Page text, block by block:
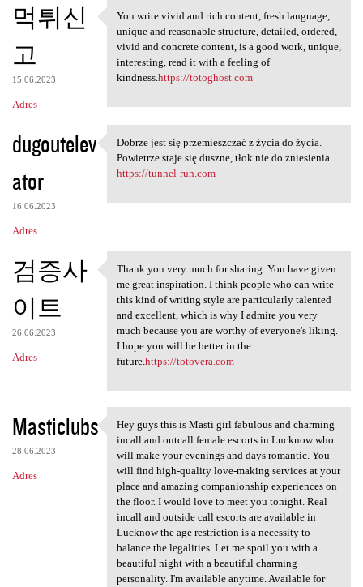
먹튀신
고
15.06.2023
Adres
You write vivid and rich
You write vivid and rich content, fresh language,
unique and reasonable structure, detailed, ordered,
vivid and concrete content, is a good work, unique,
interesting, read it with a feeling of
kindness. https://totoghost.com
dugoutelev
ator
16.06.2023
Adres
Dobrze jest się przemieszczać
Dobrze jest się przemieszczać z życia do życia.
Powietrze staje się duszne, tłok nie do zniesienia.
https://tunnel-run.com
검증사
이트
26.06.2023
Adres
Thank you very much for
Thank you very much for sharing. You have given
me great inspiration. I think people who can write
this kind of writing style are particularly talented
and excellent, which is why I admire you very
much because you are worthy of everyone's liking.
I hope you will be better in the
future. https://totovera.com
Masticlubs
28.06.2023
Adres
Hey guys this is Masti girl
Hey guys this is Masti girl fabulous and charming
incall and outcall female escorts in Lucknow who
will make your evenings and days romantic. You
will find high-quality love-making services at your
place and amazing companionship experiences on
the floor. I would love to meet you tonight. Real
incall and outside call escorts are available in
Lucknow the age restriction is a necessity to
balance the legalities. Let me spoil you with a
beautiful night with a beautiful charming
personality. I'm available anytime. Available for